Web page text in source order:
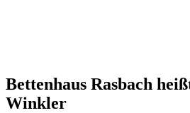
Bettenhaus Rasbach
Winkler